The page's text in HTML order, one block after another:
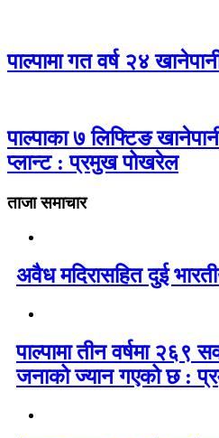
पाल्पामा गत वर्ष २४
पाल्पाका ७ लिफ्टिङ
प्लान्ट : प्रमुख पोखरेल
ताजा समाचार
अवैध मदिरासहित दुई
पाल्पामा तीन वर्षमा २६९
जनाको ज्यान गएको छ :